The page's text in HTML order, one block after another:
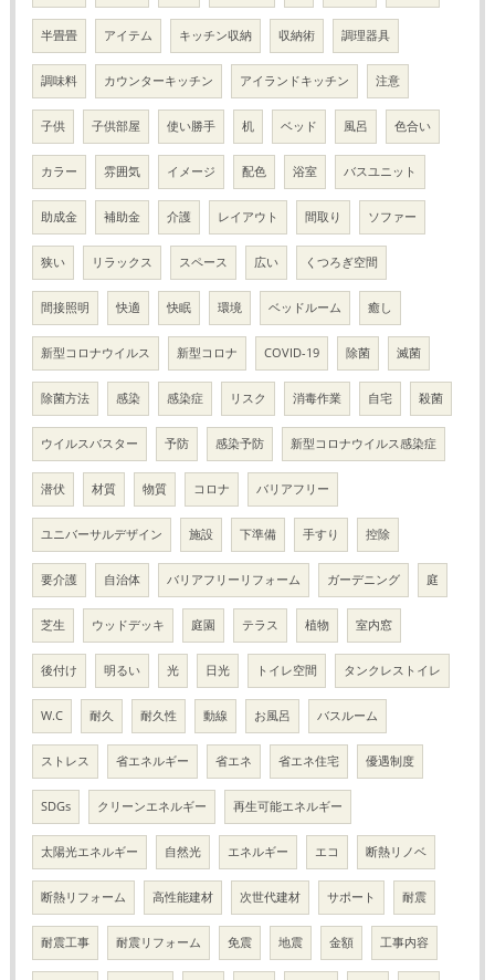
半畳畳 アイテム キッチン収納 収納術 調理器具
調味料 カウンターキッチン アイランドキッチン 注意
子供 子供部屋 使い勝手 机 ベッド 風呂 色合い
カラー 雰囲気 イメージ 配色 浴室 バスユニット
助成金 補助金 介護 レイアウト 間取り ソファー
狭い リラックス スペース 広い くつろぎ空間
間接照明 快適 快眠 環境 ベッドルーム 癒し
新型コロナウイルス 新型コロナ COVID-19 除菌 滅菌
除菌方法 感染 感染症 リスク 消毒作業 自宅 殺菌
ウイルスバスター 予防 感染予防 新型コロナウイルス感染症
潜伏 材質 物質 コロナ バリアフリー
ユニバーサルデザイン 施設 下準備 手すり 控除
要介護 自治体 バリアフリーリフォーム ガーデニング 庭
芝生 ウッドデッキ 庭園 テラス 植物 室内窓
後付け 明るい 光 日光 トイレ空間 タンクレストイレ
W.C 耐久 耐久性 動線 お風呂 バスルーム
ストレス 省エネルギー 省エネ 省エネ住宅 優遇制度
SDGs クリーンエネルギー 再生可能エネルギー
太陽光エネルギー 自然光 エネルギー エコ 断熱リノベ
断熱リフォーム 高性能建材 次世代建材 サポート 耐震
耐震工事 耐震リフォーム 免震 地震 金額 工事内容